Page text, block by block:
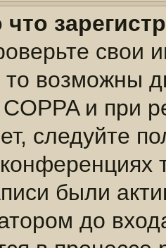
что
свои
возможны
и при
следуйте
были
до